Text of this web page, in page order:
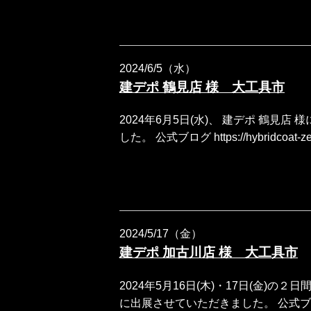
2024/6/5（水）
建デポ 鶴見店 様 大工具市
2024年6月5日(水)、 建デポ 鶴見店
した。 公式ブログ https://
2024/5/17（金）
建デポ 加古川店 様 大工具市
2024年5月16日(木)・17日(金)の２日
に出展させていただきました。 公